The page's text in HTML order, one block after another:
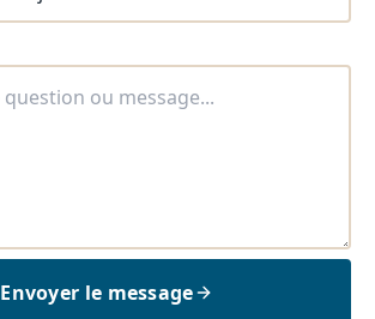
Envoyer le message